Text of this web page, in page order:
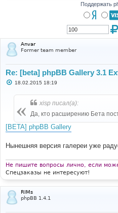
Поддержать
Anvar
Former team member
Re: [beta] phpBB Gallery 3.1
С
и
е
18.02.2015 18:19
xisp писал(а):
Да, кто расширению Бета
[BETA] phpBB Gallery
Нынешняя версия галереи уже
Не пишите вопросы лично, если
Спецзаказы не интересуют!
RIMs
phpBB 1.4.1